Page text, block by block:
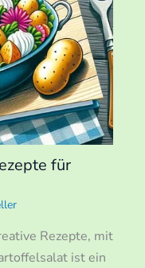
für
Rezepte, mit
ist ein